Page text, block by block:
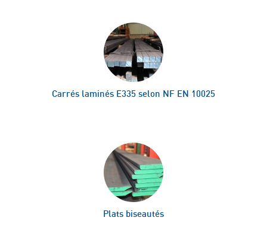
Carrés laminés E335 selon NF EN 10025
Plats biseautés